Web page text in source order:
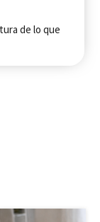
de lo que